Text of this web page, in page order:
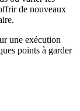
de nouveaux
une exécution
points à garder